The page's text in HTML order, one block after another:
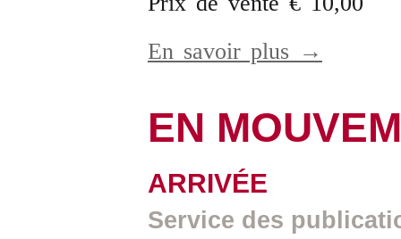
En savoir plus →
EN
ARRIVÉE
Service des